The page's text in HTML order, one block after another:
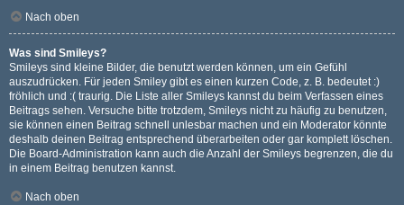
Nach oben
Was sind Smileys?
Smileys sind kleine Bilder, die benutzt werden können, um ein Gefühl
auszudrücken. Für jeden Smiley gibt es einen kurzen Code, z. B. bedeutet :)
fröhlich und :( traurig. Die Liste aller Smileys kannst du beim Verfassen eines
Beitrags sehen. Versuche bitte trotzdem, Smileys nicht zu häufig zu benutzen,
sie können einen Beitrag schnell unlesbar machen und ein Moderator könnte
deshalb deinen Beitrag entsprechend überarbeiten oder gar komplett löschen.
Die Board-Administration kann auch die Anzahl der Smileys begrenzen, die du
in einem Beitrag benutzen kannst.
Nach oben